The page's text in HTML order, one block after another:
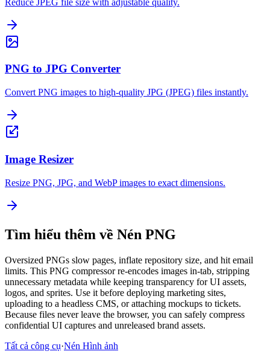
PNG to JPG Converter
Convert PNG images to high-quality JPG (JPEG) files instantly.
Image Resizer
Resize PNG, JPG, and WebP images to exact dimensions.
Tìm hiểu thêm về Nén PNG
Oversized PNGs slow pages, inflate repository size, and hit email
limits. This PNG compressor re-encodes images in-tab, stripping
unnecessary metadata while keeping transparency for UI assets,
logos, and sprites. Use it before deploying marketing sites,
uploading to a headless CMS, or attaching mockups to tickets.
Because files never leave the browser, you can safely compress
confidential UI captures and unreleased brand assets.
Tất cả công cụ·Nén Hình ảnh